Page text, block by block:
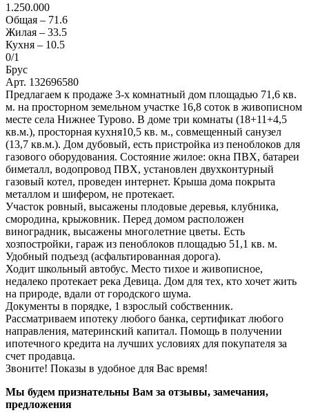
1.250.000
Общая – 71.6
Жилая – 33.5
Кухня – 10.5
0/1
Брус
Арт. 132696580
Предлагаем к продаже 3-х комнатный дом площадью 71,6 кв.
м. на просторном земельном участке 16,8 соток в живописном
месте села Нижнее Турово. В доме три комнаты (18+11+4,5
кв.м.), просторная кухня10,5 кв. м., совмещенный санузел
(13,7 кв.м.). Дом дубовый, есть пристройка из пеноблоков для
газового оборудования. Состояние жилое: окна ПВХ, батареи
биметалл, водопровод ПВХ, установлен двухконтурный
газовый котел, проведен интернет. Крыша дома покрыта
металлом и шифером, не протекает.
Участок ровный, высажены плодовые деревья, клубника,
смородина, крыжовник. Перед домом расположен
виноградник, высажены многолетние цветы. Есть
хозпостройки, гараж из пеноблоков площадью 51,1 кв. м.
Удобный подъезд (асфальтированная дорога).
Ходит школьный автобус. Место тихое и живописное,
недалеко протекает река Девица. Дом для тех, кто хочет жить
на природе, вдали от городского шума.
Документы в порядке, 1 взрослый собственник.
Рассматриваем ипотеку любого банка, сертификат любого
направления, материнский капитал. Помощь в получении
ипотечного кредита на лучших условиях для покупателя за
счет продавца.
Звоните! Показы в удобное для Вас время!
Мы будем признательны Вам за отзывы, замечания,
предложения